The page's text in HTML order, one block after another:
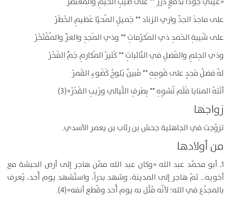
على ماجدَ الجدِّ واري الزناد ** جَميلِ المُحيَّا عَظيمِ الخَطَرْ
على شَيبةِ الحَمدِ ذي المَكرُماتِ ** وذي المَجدِ والعزِّ والمُفْتَخَرْ
وذي الحِلمِ والفَضلِ في النَّائباتِ ** كَثيرُ المَكارمِ جَمُّ الفَخَرْ
لهُ فضلُ مَجدٍ على قَومِهِ ** مُبينٌ يَلوحُ كَضَوءِ القَمرْ
أتَتهُ المنايا فَلَم تُشوِهِ ** بِصَرفِ اللَّيالي ورَيبِ القَدَرْ»(3)
زواجها
تزوّجت في الجاهلية جحش بن رئاب بن يعمر الأسدي.
من أولادها
1ـ أبو محمّد عبد الله «وكان عبد الله ممّن هاجر إلى أرض الحبشة مع
أخويه… ثمّ هاجر إلى المدينة، وشهد بدراً، واستُشهد يوم أُحد، يُعرف
بالمجدّع في الله؛ لأنّه مُثّل به يوم أُحد وقُطع أنفه»(4).